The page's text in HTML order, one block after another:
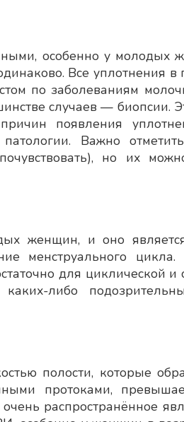
особенно у молодых
Все уплотнения
по заболеваниям
случаев — биопсии.
появления
Важно
но их
женщин, и оно
менструального цикла.
для циклической и
либо
полости, которые
протоками,
распространённое